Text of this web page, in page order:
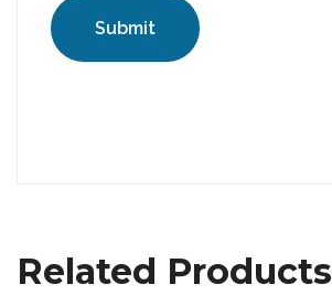
Related Products